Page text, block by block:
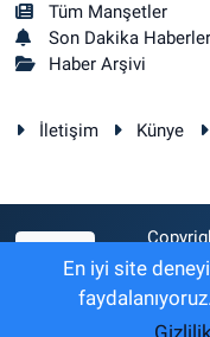
Tüm Manşetler
Son Dakika
Haber Arşivi
İletişim Künye
En iyi site